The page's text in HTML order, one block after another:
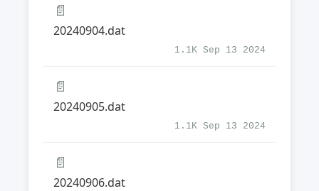
📄
20240904.dat
1.1K Sep 13 2024
📄
20240905.dat
1.1K Sep 13 2024
📄
20240906.dat